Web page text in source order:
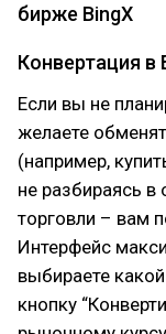
бирже BingX
Конвертация в
Если вы не
желаете
(например,
не разбираясь в
торговли – вам
Интерфейс
выбираете
кнопку